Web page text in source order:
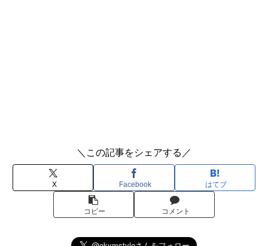
＼この記事をシェアする／
X Facebook はてブ
コピー コメント